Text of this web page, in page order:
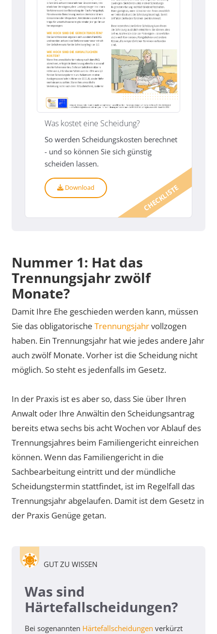
CHECKLISTE
Was kostet eine Scheidung?
So werden Scheidungskosten berechnet
- und so können Sie sich günstig
scheiden lassen.
Download
Nummer 1: Hat das
Trennungsjahr zwölf
Monate?
Damit Ihre Ehe geschieden werden kann, müssen
Sie das obligatorische Trennungsjahrvollzogen
haben. Ein Trennungsjahr hat wie jedes andere Jahr
auch zwölf Monate. Vorher ist die Scheidung nicht
möglich. So steht es jedenfalls im Gesetz.
In der Praxis ist es aber so, dass Sie über Ihren
Anwalt oder Ihre Anwältin den Scheidungsantrag
bereits etwa sechs bis acht Wochen vor Ablauf des
Trennungsjahres beim Familiengericht einreichen
können. Wenn das Familiengericht in die
Sachbearbeitung eintritt und der mündliche
Scheidungstermin stattfindet, ist im Regelfall das
Trennungsjahr abgelaufen. Damit ist dem Gesetz in
der Praxis Genüge getan.
GUT ZU WISSEN
Was sind
Härtefallscheidungen?
Bei sogenannten Härtefallscheidungen verkürzt